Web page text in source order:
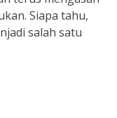
Siapa tahu,
salah satu